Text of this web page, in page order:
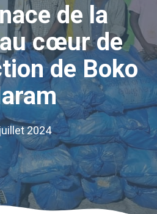
de la
cœur de
de Boko
2024